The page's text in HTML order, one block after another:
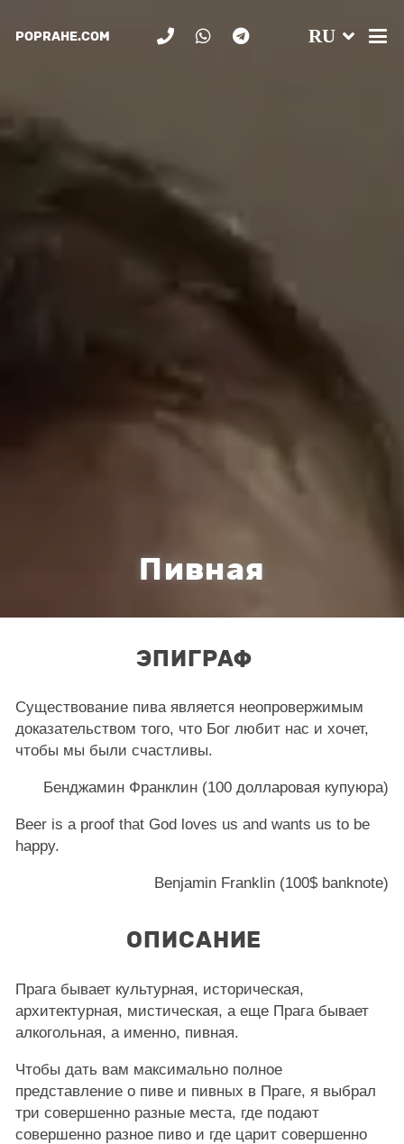
POPRAHE.COM RU
Пивная
ЭПИГРАФ
Существование пива является неопровержимым
доказательством того, что Бог любит нас и хочет,
чтобы мы были счастливы.
Бенджамин Франклин (100 долларовая купуюра)
Beer is a proof that God loves us and wants us to be
happy.
Benjamin Franklin (100$ banknote)
ОПИСАНИЕ
Прага бывает культурная, историческая,
архитектурная, мистическая, а еще Прага бывает
алкогольная, а именно, пивная.
Чтобы дать вам максимально полное
представление о пиве и пивных в Праге, я выбрал
три совершенно разные места, где подают
совершенно разное пиво и где царит совершенно